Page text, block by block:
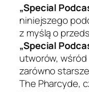
„Special
niniejszego
z myślą o
„Special
utworów,
zarówno starsze
The Pharcyde,